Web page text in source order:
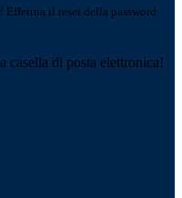
Effettua il reset della password
casella di posta elettronica!